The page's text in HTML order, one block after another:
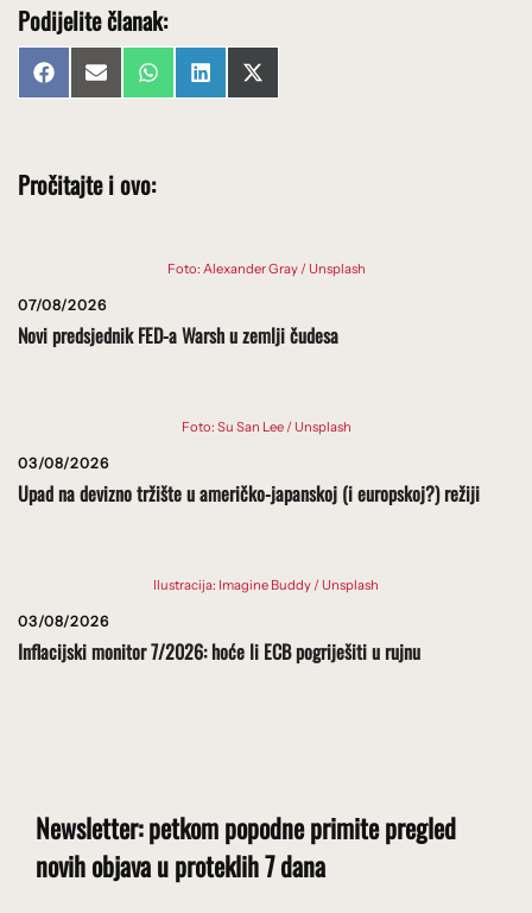
Podijelite članak:
Share
on
FacebookShare
on
Email Share
on
WhatsAppShare
on
LinkedInShare
on
X
(Twitter)
Pročitajte i ovo:
Foto: Alexander Gray / Unsplash
07/08/2026
Novi predsjednik FED-a Warsh u zemlji čudesa
Foto: Su San Lee / Unsplash
03/08/2026
Upad na devizno tržište u američko-japanskoj (i europskoj?) režiji
Ilustracija: Imagine Buddy / Unsplash
03/08/2026
Inflacijski monitor 7/2026: hoće li ECB pogriješiti u rujnu
Newsletter: petkom popodne primite pregled
novih objava u proteklih 7 dana